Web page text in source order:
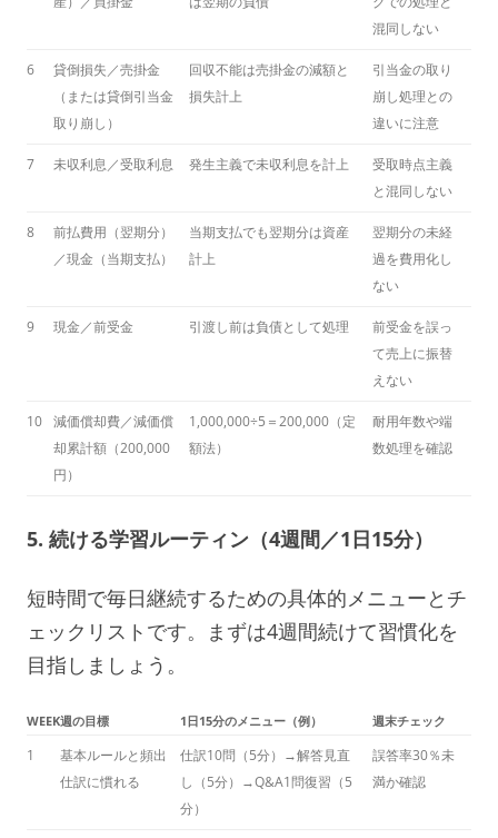
混同しない
6
貸倒損失／売掛金
（または貸倒引当金
取り崩し）
回収不能は売掛金の減額と
損失計上
引当金の取り
崩し処理との
違いに注意
7 未収利息／受取利息 発生主義で未収利息を計上
受取時点主義
と混同しない
8
前払費用（翌期分）
／現金（当期支払）
当期支払でも翌期分は資産
計上
翌期分の未経
過を費用化し
ない
9 現金／前受金 引渡し前は負債として処理
前受金を誤っ
て売上に振替
えない
10 減価償却費／減価償
却累計額（200,000
円）
1,000,000÷5＝200,000（定
額法）
耐用年数や端
数処理を確認
5. 続ける学習ルーティン（4週間／1日15分）
短時間で毎日継続するための具体的メニューとチ
ェックリストです。まずは4週間続けて習慣化を
目指しましょう。
WEEK週の目標 1日15分のメニュー（例） 週末チェック
1
基本ルールと頻出
仕訳に慣れる
仕訳10問（5分）→解答見直
し（5分）→Q&A1問復習（5
分）
誤答率30％未
満か確認